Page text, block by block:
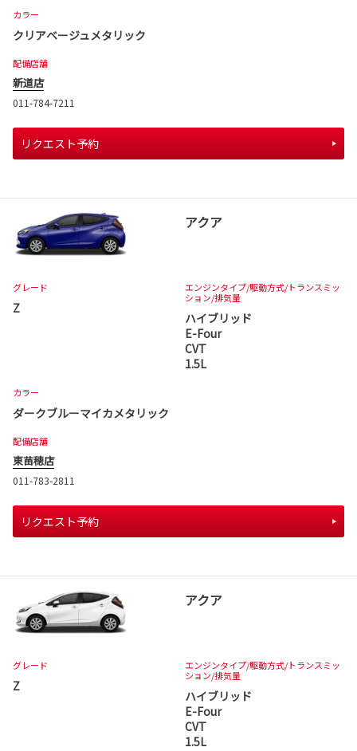
カラー
クリアベージュメタリック
配備店舗
新道店
011-784-7211
リクエスト予約
アクア
グレード
Z
エンジンタイプ/駆動方式/トランスミッ
ション/排気量
ハイブリッド
E-Four
CVT
1.5L
カラー
ダークブルーマイカメタリック
配備店舗
東苗穂店
011-783-2811
リクエスト予約
アクア
グレード
Z
エンジンタイプ/駆動方式/トランスミッ
ション/排気量
ハイブリッド
E-Four
CVT
1.5L